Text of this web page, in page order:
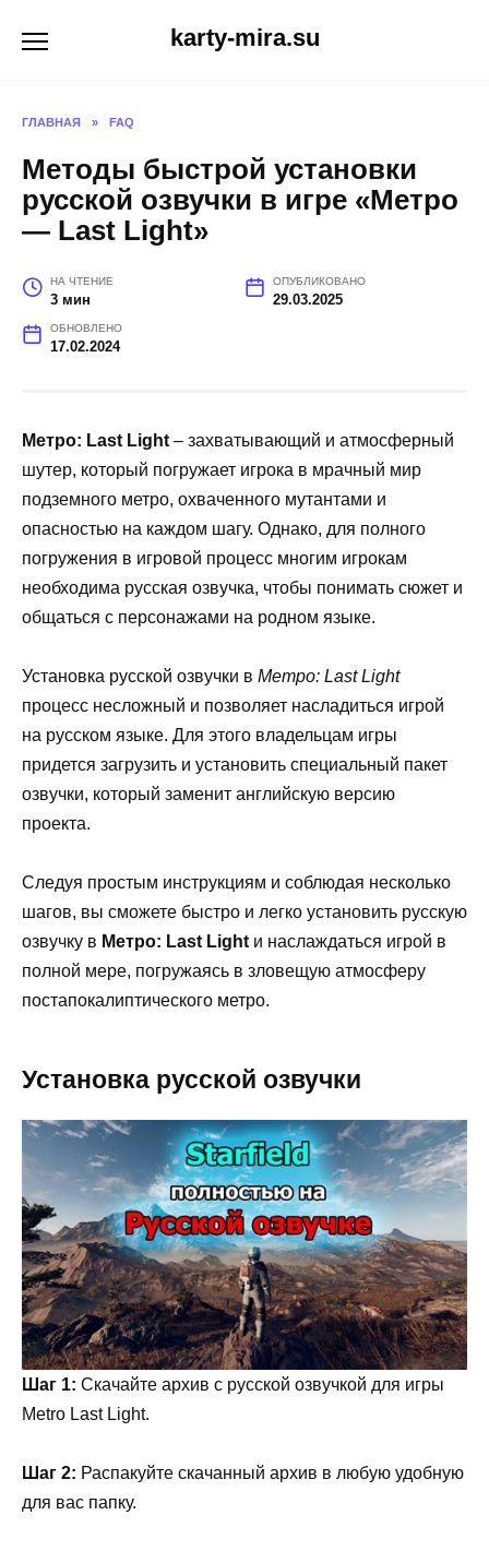
karty-mira.su
ГЛАВНАЯ » FAQ
Методы быстрой установки
русской озвучки в игре «Метро
— Last Light»
НА ЧТЕНИЕ
3 мин
ОПУБЛИКОВАНО
29.03.2025
ОБНОВЛЕНО
17.02.2024
Метро: Last Light – захватывающий и атмосферный
шутер, который погружает игрока в мрачный мир
подземного метро, охваченного мутантами и
опасностью на каждом шагу. Однако, для полного
погружения в игровой процесс многим игрокам
необходима русская озвучка, чтобы понимать сюжет и
общаться с персонажами на родном языке.
Установка русской озвучки в Метро: Last Light
процесс несложный и позволяет насладиться игрой
на русском языке. Для этого владельцам игры
придется загрузить и установить специальный пакет
озвучки, который заменит английскую версию
проекта.
Следуя простым инструкциям и соблюдая несколько
шагов, вы сможете быстро и легко установить русскую
озвучку в Метро: Last Light и наслаждаться игрой в
полной мере, погружаясь в зловещую атмосферу
постапокалиптического метро.
Установка русской озвучки
Шаг 1: Скачайте архив с русской озвучкой для игры
Metro Last Light.
Шаг 2: Распакуйте скачанный архив в любую удобную
для вас папку.